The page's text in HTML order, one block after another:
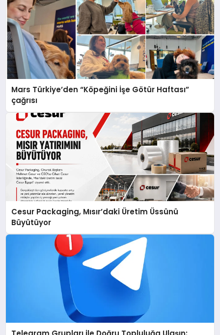
Mars Türkiye’den “Köpeğini İşe Götür Haftası”
çağrısı
Cesur Packaging, Mısır’daki Üretim Üssünü
Büyütüyor